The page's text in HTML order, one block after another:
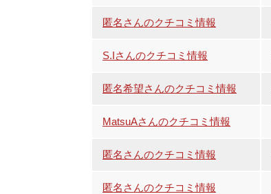
匿名さんのクチコミ情報
S.Iさんのクチコミ情報
匿名希望さんのクチコミ情報
MatsuAさんのクチコミ情報
匿名さんのクチコミ情報
匿名さんのクチコミ情報